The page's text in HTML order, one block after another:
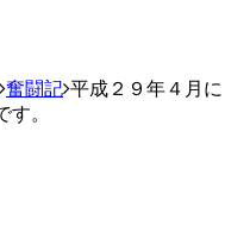
奮闘記 平成２９年４月に
。